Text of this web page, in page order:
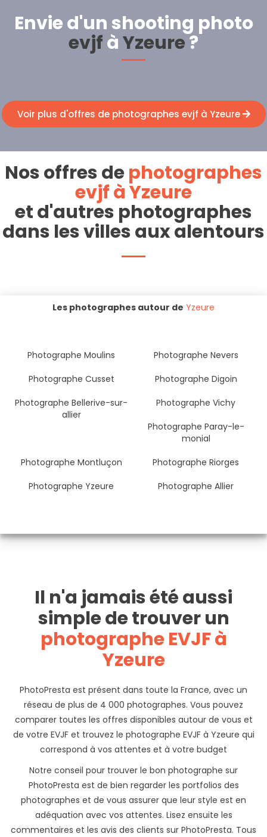
Envie d'un shooting photo
evjfàYzeure?
Voir plus d'offres de photographes evjf à Yzeure
Nos offres dephotographes
evjf à Yzeure
et d'autres photographes
dans les villes aux alentours
Les photographes autour de Yzeure
Photographe Moulins
Photographe Nevers
Photographe Cusset
Photographe Digoin
Photographe Bellerive-sur-
allier
Photographe Vichy
Photographe Paray-le-
monial
Photographe Montluçon
Photographe Riorges
Photographe Yzeure
Photographe Allier
Il n'a jamais été aussi
simple de trouver un
photographe EVJF à
Yzeure
PhotoPresta est présent dans toute la France, avec un
réseau de plus de 4 000 photographes. Vous pouvez
comparer toutes les offres disponibles autour de vous et
de votre EVJF et trouvez le photographe EVJF à Yzeure qui
correspond à vos attentes et à votre budget
Notre conseil pour trouver le bon photographe sur
PhotoPresta est de bien regarder les portfolios des
photographes et de vous assurer que leur style est en
adéquation avec vos attentes. Lisez ensuite les
commentaires et les avis des clients sur PhotoPresta. Tous